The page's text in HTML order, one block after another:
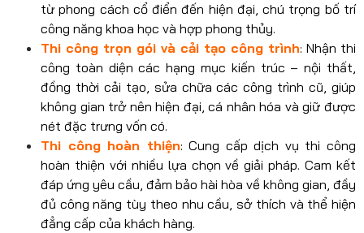
từ phong cách cổ điển đến hiện đại, chú trọng bố trí
công năng khoa học và hợp phong thủy.
Thi công trọn gói và cải tạo công trình: Nhận thi
công toàn diện các hạng mục kiến trúc – nội thất,
đồng thời cải tạo, sửa chữa các công trình cũ, giúp
không gian trở nên hiện đại, cá nhân hóa và giữ được
nét đặc trưng vốn có.
Thi công hoàn thiện: Cung cấp dịch vụ thi công
hoàn thiện với nhiều lựa chọn về giải pháp. Cam kết
đáp ứng yêu cầu, đảm bảo hài hòa về không gian, đầy
đủ công năng tùy theo nhu cầu, sở thích và thể hiện
đẳng cấp của khách hàng.